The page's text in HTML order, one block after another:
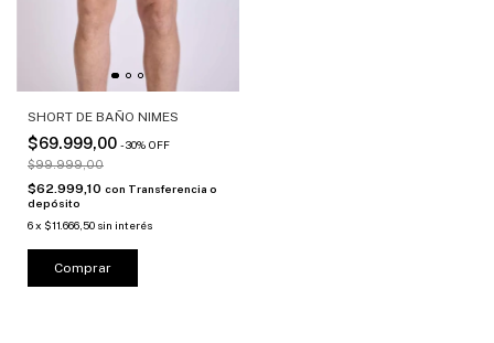
SHORT DE BAÑO NIMES
$69.999,00 -30% OFF
$99.999,00
$62.999,10 con Transferencia o
depósito
6x $11.666,50 sin interés
Comprar